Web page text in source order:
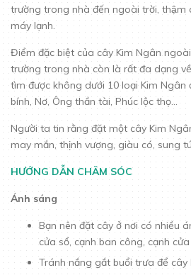
trường trong nhà đến ngoài trời,
máy lạnh.
Điểm đặc biệt của cây Kim Ngân
trường trong nhà còn là rất đa dạng
tìm được không dưới 10 loại Kim Ngân
bính, Nơ, Ông thần tài, Phúc lộc thọ…
Người ta tin rằng đặt một cây Kim
may mắn, thịnh vượng, giàu có, sung
HƯỚNG DẪN CHĂM SÓC
Ánh sáng
Bạn nên đặt cây ở nơi có nhiều
cửa sổ, cạnh ban công, cạnh
Tránh nắng gắt buổi trưa để cây